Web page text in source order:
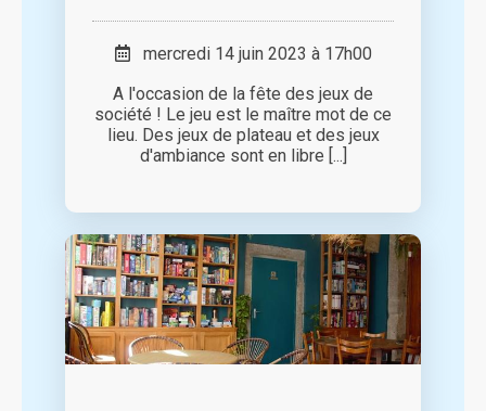
mercredi 14 juin 2023 à 17h00
A l'occasion de la fête des jeux de
société ! Le jeu est le maître mot de ce
lieu. Des jeux de plateau et des jeux
d'ambiance sont en libre [...]